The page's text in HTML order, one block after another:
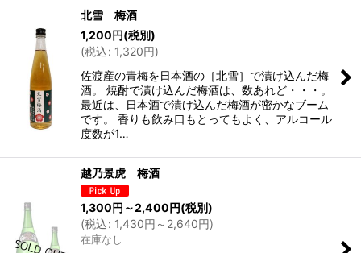
北雪 梅酒
1,200円(税別)
(税込: 1,320円)
佐渡産の青梅を日本酒の［北雪］で漬け込んだ梅
酒。 焼酎で漬け込んだ梅酒は、数あれど・・・。
最近は、日本酒で漬け込んだ梅酒が密かなブーム
です。 香りも飲み口もとってもよく、アルコール
度数が1…
越乃景虎 梅酒
1,300円 ～2,400円(税別)
(税込: 1,430円 ～2,640円)
在庫なし